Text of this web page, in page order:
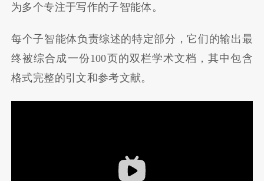
为多个专注于写作的子智能体。
每个子智能体负责综述的特定部分，它们的输出最
终被综合成一份100页的双栏学术文档，其中包含
格式完整的引文和参考文献。